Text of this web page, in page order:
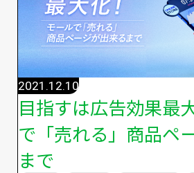
目指すは広告効果最
で「売れる」商品ペ
まで
2021.12.10